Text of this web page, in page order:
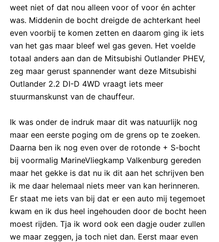
weet niet of dat nou alleen voor of voor én achter
was. Middenin de bocht dreigde de achterkant heel
even voorbij te komen zetten en daarom ging ik iets
van het gas maar bleef wel gas geven. Het voelde
totaal anders aan dan de Mitsubishi Outlander PHEV,
zeg maar gerust spannender want deze Mitsubishi
Outlander 2.2 DI-D 4WD vraagt iets meer
stuurmanskunst van de chauffeur.
Ik was onder de indruk maar dit was natuurlijk nog
maar een eerste poging om de grens op te zoeken.
Daarna ben ik nog even over de rotonde + S-bocht
bij voormalig MarineVliegkamp Valkenburg gereden
maar het gekke is dat nu ik dit aan het schrijven ben
ik me daar helemaal niets meer van kan herinneren.
Er staat me iets van bij dat er een auto mij tegemoet
kwam en ik dus heel ingehouden door de bocht heen
moest rijden. Tja ik word ook een dagje ouder zullen
we maar zeggen, ja toch niet dan. Eerst maar even